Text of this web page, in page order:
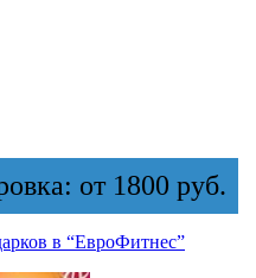
от 1800 руб.
в “ЕвроФитнес”